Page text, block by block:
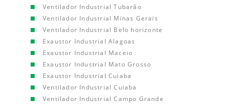
Ventilador Industrial Tubarão
Ventilador Industrial Minas Gerais
Ventilador Industrial Belo horizonte
Exaustor Industrial Alagoas
Exaustor Industrial Maceio
Exaustor Industrial Mato Grosso
Exaustor Industrial Cuiaba
Ventilador Industrial Cuiaba
Ventilador Industrial Campo Grande